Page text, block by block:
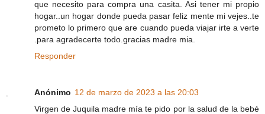
que necesito para compra una casita. Asi tener mi propio
hogar..un hogar donde pueda pasar feliz mente mi vejes..te
prometo lo primero que are cuando pueda viajar irte a verte
.para agradecerte todo.gracias madre mia.
Responder
Anónimo 12 de marzo de 2023 a las 20:03
Virgen de Juquila madre mía te pido por la salud de la bebé